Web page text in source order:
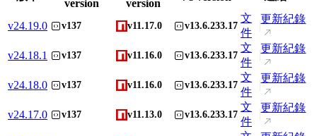
version
version
v24.19.0 v137 v11.17.0 v13.6.233.17
文
件
更新紀錄
v24.18.1 v137 v11.16.0 v13.6.233.17
文
件
更新紀錄
v24.18.0 v137 v11.16.0 v13.6.233.17
文
件
更新紀錄
v24.17.0 v137 v11.13.0 v13.6.233.17
文
件
更新紀錄